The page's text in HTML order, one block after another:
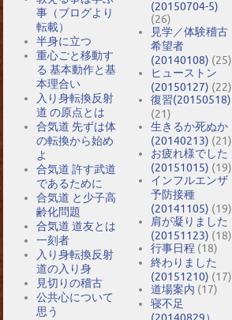
事（ブログより
転載）
半身に立つ
重心ごと移動す
る 基本動作と基
本理合い
入り身転換反射
道 の原点とは
合気道 先ずは体
の転換から始め
よ
合気道 許す武道
であるために
合気道 と少子高
齢化問題
合気道 道友とは
一刻者
入り身転換反射
道の入り身
見切りの稽古
公共心について
思う
(20150704-5)
(26)
見学／体験稽古
希望者
(20140108) (25)
ヒューストン
(20150127) (22)
復習(20150518)
(21)
生きるか死ぬか
(20140213) (21)
お疲れ様でした
(20151015) (19)
インフルエンザ
予防接種
(20141105) (19)
肩が凝りました
(20151123) (18)
行事日程 (18)
終わりました
(20151210) (17)
道場案内 (17)
寝不足